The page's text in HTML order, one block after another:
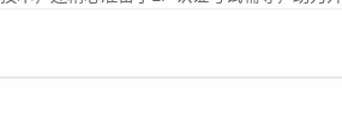
将收获官方认证的证书，作为他们知识与...